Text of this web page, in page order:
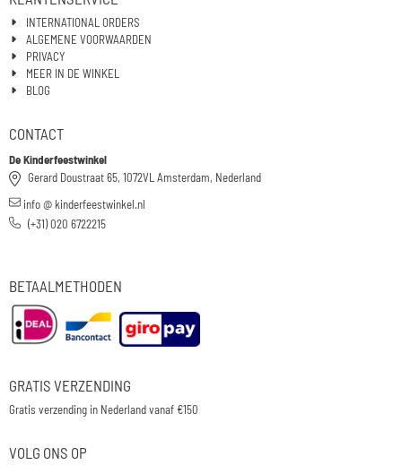
INTERNATIONAL ORDERS
ALGEMENE VOORWAARDEN
PRIVACY
MEER IN DE WINKEL
BLOG
CONTACT
De Kinderfeestwinkel
Gerard Doustraat 65, 1072VL Amsterdam, Nederland
info @ kinderfeestwinkel.nl
(+31) 020 6722215
BETAALMETHODEN
GRATIS VERZENDING
Gratis verzending in Nederland vanaf €150
VOLG ONS OP